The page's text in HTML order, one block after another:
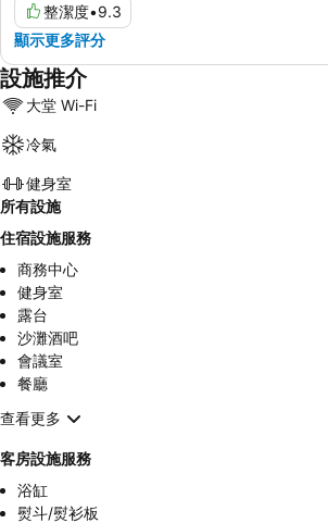
整潔度•9.3
顯示更多評分
設施推介
大堂 Wi-Fi
冷氣
健身室
所有設施
住宿設施服務
商務中心
健身室
露台
沙灘酒吧
會議室
餐廳
查看更多
客房設施服務
浴缸
熨斗/熨衫板